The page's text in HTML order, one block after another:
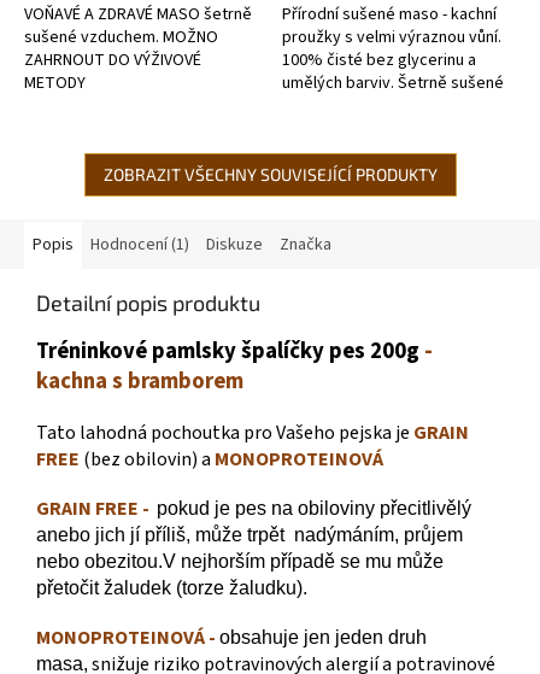
hvězdiček.
VOŇAVÉ A ZDRAVÉ MASO šetrně
sušené vzduchem. MOŽNO
ZAHRNOUT DO VÝŽIVOVÉ
METODY
hvězdiček.
Přírodní sušené maso - kachní
proužky s velmi výraznou vůní.
100% čisté bez glycerinu a
umělých barviv. Šetrně sušené
ZOBRAZIT VŠECHNY SOUVISEJÍCÍ PRODUKTY
Popis Hodnocení (1) Diskuze Značka
Detailní popis produktu
Tréninkové pamlsky špalíčkypes 200g -
kachna s bramborem
Tato lahodná pochoutka pro Vašeho pejska je GRAIN
FREE (bez obilovin) a MONOPROTEINOVÁ
GRAIN FREE - pokud je pes na obiloviny přecitlivělý
anebo jich jí příliš, může trpět nadýmáním, průjem
nebo obezitou.V nejhorším případě se mu může
přetočit žaludek (torze žaludku).
MONOPROTEINOVÁ - obsahuje jen jeden druh
masa, snižuje riziko potravinových alergií a potravinové